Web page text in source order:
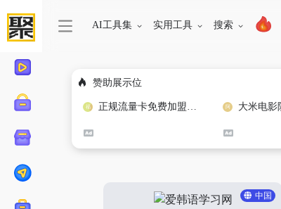
AI工具集 实用工具 搜索
赞助展示位
正规流量卡免费加盟合作 大米电影
中国